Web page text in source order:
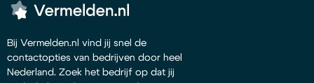
Bij Vermelden.nl vind jij snel de
contactopties van bedrijven door heel
Nederland. Zoek het bedrijf op dat jij